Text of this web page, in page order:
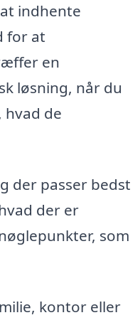
indhente
for at
en
løsning, når du
hvad de
der passer bedst
der er
som
kontor eller